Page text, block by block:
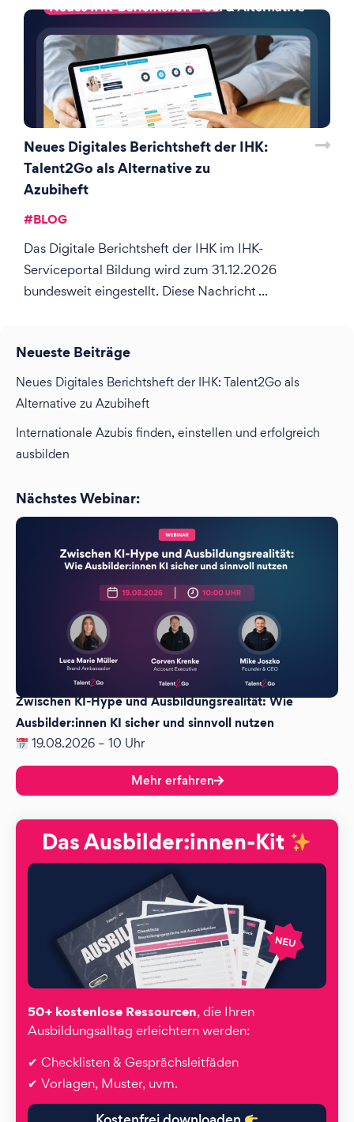
Neues Digitales Berichtsheft der IHK:
Talent2Go als Alternative zu
Azubiheft
#BLOG
Das Digitale Berichtsheft der IHK im IHK-
Serviceportal Bildung wird zum 31.12.2026
bundesweit eingestellt. Diese Nachricht ...
Neueste Beiträge
Neues Digitales Berichtsheft der IHK: Talent2Go als
Alternative zu Azubiheft
Internationale Azubis finden, einstellen und erfolgreich
ausbilden
Nächstes Webinar:
Zwischen KI-Hype und Ausbildungsrealität: Wie
Ausbilder:innen KI sicher und sinnvoll nutzen
19.08.2026 – 10 Uhr
Mehr erfahren
Das Ausbilder:innen-Kit
50+ kostenlose Ressourcen, die Ihren
Ausbildungsalltag erleichtern werden:
✔ Checklisten & Gesprächsleitfäden
✔ Vorlagen, Muster, uvm.